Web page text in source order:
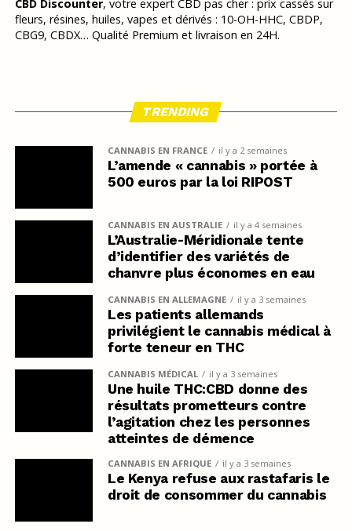
CBD Discounter, votre expert CBD pas cher : prix cassés sur
fleurs, résines, huiles, vapes et dérivés : 10-OH-HHC, CBDP,
CBG9, CBDX… Qualité Premium et livraison en 24H.
TRENDING
CANNABIS EN FRANCE il y a 2 semaines
L’amende « cannabis » portée à
500 euros par la loi RIPOST
CANNABIS EN AUSTRALIE il y a 4 semaines
L’Australie-Méridionale tente
d’identifier des variétés de
chanvre plus économes en eau
CANNABIS EN ALLEMAGNE il y a 3 semaines
Les patients allemands
privilégient le cannabis médical à
forte teneur en THC
CANNABIS MÉDICAL il y a 3 semaines
Une huile THC:CBD donne des
résultats prometteurs contre
l’agitation chez les personnes
atteintes de démence
CANNABIS EN AFRIQUE il y a 3 semaines
Le Kenya refuse aux rastafaris le
droit de consommer du cannabis